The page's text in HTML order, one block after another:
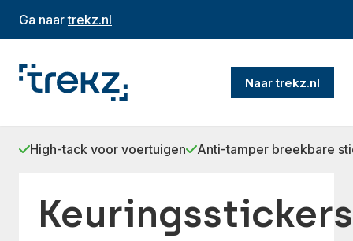
Ga naartrekz.nl
Naar trekz.nl
High-tack voor voertuigen Anti-tamper breekbare
Keuringsstickers